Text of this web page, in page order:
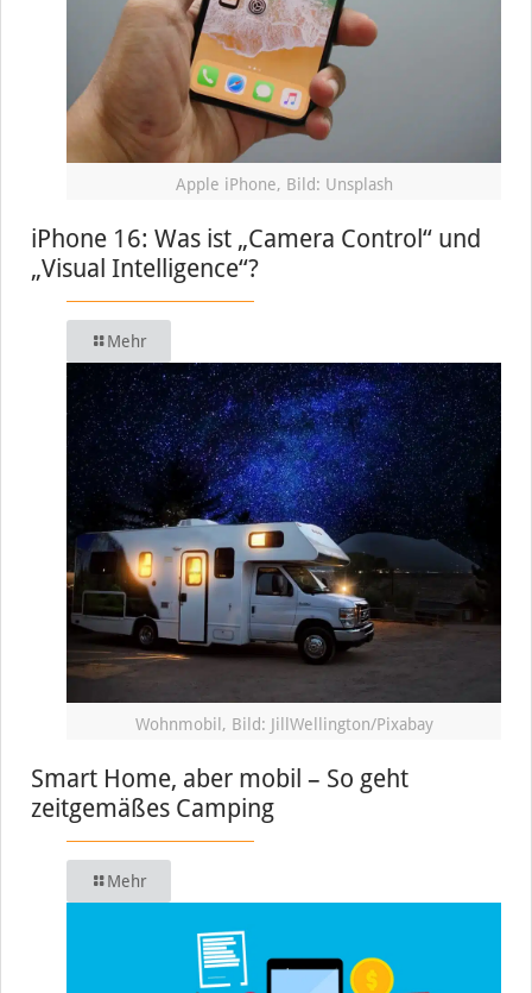
Apple iPhone, Bild: Unsplash
iPhone 16: Was ist „Camera Control“ und
„Visual Intelligence“?
Mehr
Wohnmobil, Bild: JillWellington/Pixabay
Smart Home, aber mobil – So geht
zeitgemäßes Camping
Mehr